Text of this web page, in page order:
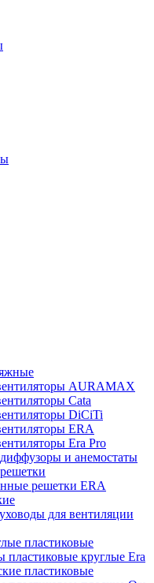
AURAMAX
Cata
DiCiTi
ERA
Era Pro
и анемостаты
решетки ERA
для вентиляции
пластиковые
пластиковые круглые Era
пластиковые